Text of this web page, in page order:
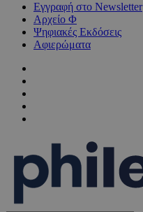
Εγγραφή στο Newsletter
Αρχείο Φ
Ψηφιακές Εκδόσεις
Αφιερώματα